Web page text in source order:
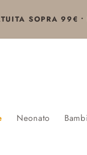
SOPRA 99€
Neonato